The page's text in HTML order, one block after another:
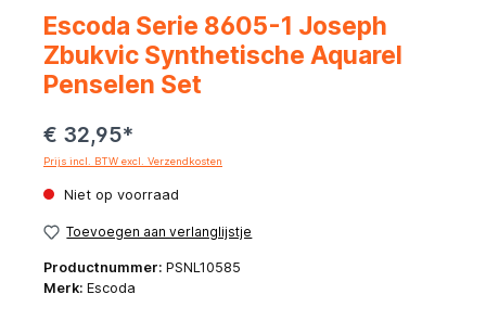
Escoda Serie 8605-1 Joseph
Zbukvic Synthetische Aquarel
Penselen Set
€ 32,95*
Prijs incl. BTW excl. Verzendkosten
Niet op voorraad
Toevoegen aan verlanglijstje
Productnummer: PSNL10585
Merk: Escoda